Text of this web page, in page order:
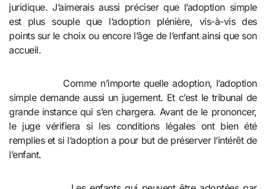
juridique. J’aimerais aussi préciser que l’adoption simple
est plus souple que l’adoption plénière, vis-à-vis des
points sur le choix ou encore l’âge de l’enfant ainsi que son
accueil.
Comme n’importe quelle adoption, l’adoption
simple demande aussi un jugement. Et c’est le tribunal de
grande instance qui s’en chargera. Avant de le prononcer,
le juge vérifiera si les conditions légales ont bien été
remplies et si l’adoption a pour but de préserver l’intérêt de
l’enfant.